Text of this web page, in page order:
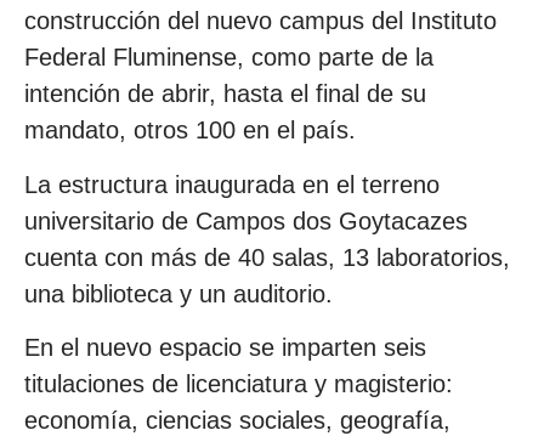
construcción del nuevo campus del Instituto
Federal Fluminense, como parte de la
intención de abrir, hasta el final de su
mandato, otros 100 en el país.
La estructura inaugurada en el terreno
universitario de Campos dos Goytacazes
cuenta con más de 40 salas, 13 laboratorios,
una biblioteca y un auditorio.
En el nuevo espacio se imparten seis
titulaciones de licenciatura y magisterio:
economía, ciencias sociales, geografía,